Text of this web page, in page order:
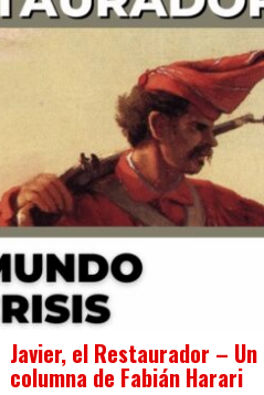
Javier, el Restaurador –
columna de Fabián Harari